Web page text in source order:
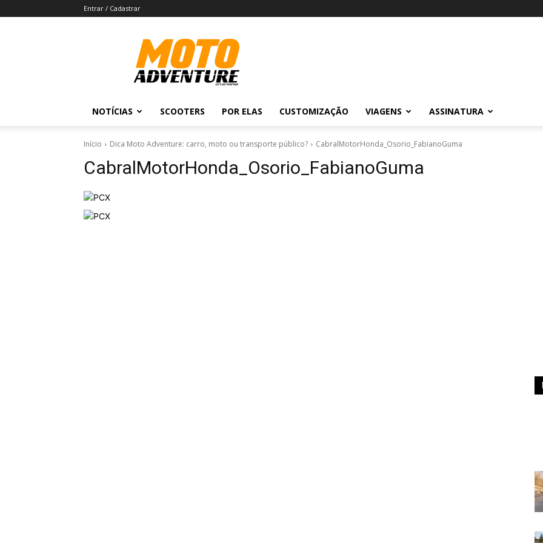
Entrar / Cadastrar
Revista
Moto
Adventure
NOTÍCIAS SCOOTERS POR ELAS CUSTOMIZAÇÃO VIAGENS ASSINATURA
Início Dica Moto Adventure: carro, moto ou transporte público? CabralMotorHonda_Osorio_FabianoGuma
CabralMotorHonda_Osorio_FabianoGuma